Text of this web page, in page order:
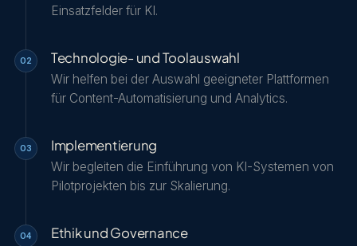
Einsatzfelder für KI.
02 Technologie- und Toolauswahl
Wir helfen bei der Auswahl geeigneter Plattformen
für Content-Automatisierung und Analytics.
03 Implementierung
Wir begleiten die Einführung von KI-Systemen von
Pilotprojekten bis zur Skalierung.
04 Ethik und Governance